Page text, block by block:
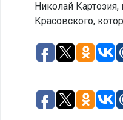
Николай
Красовского,